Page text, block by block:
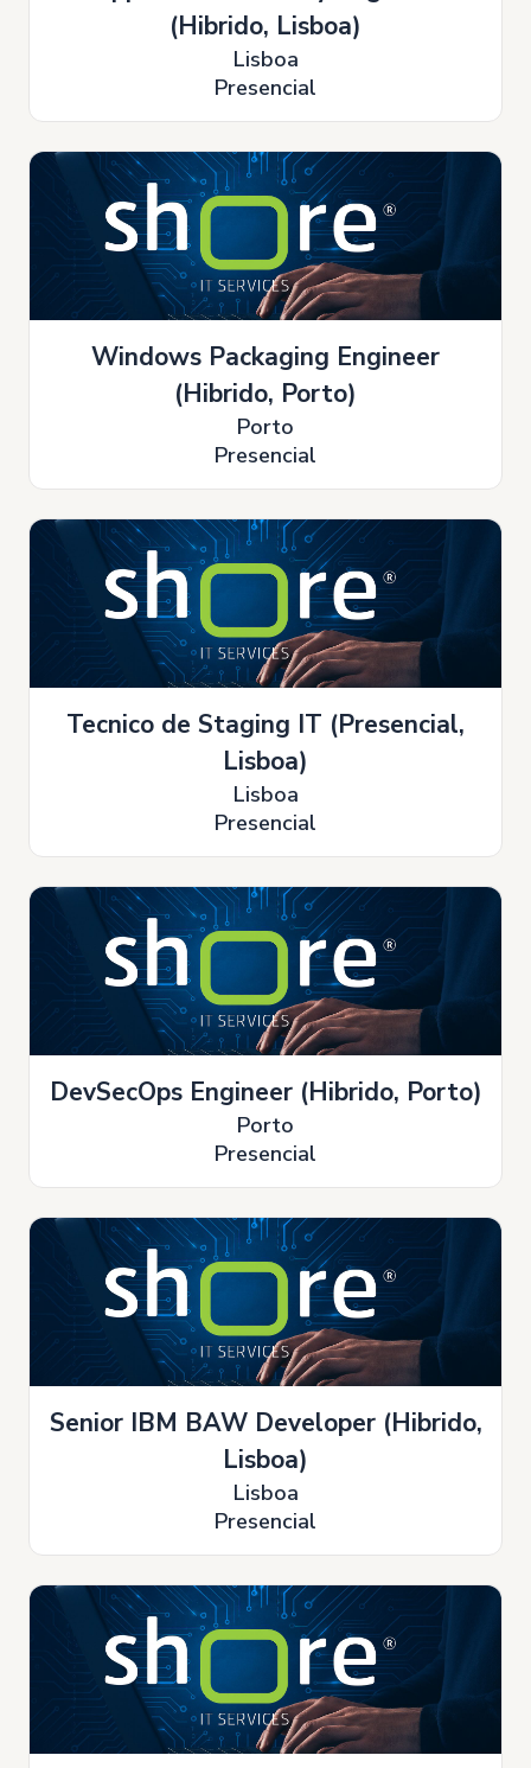
(Hibrido, Lisboa)
Lisboa
Presencial
Windows Packaging Engineer
(Hibrido, Porto)
Porto
Presencial
Tecnico de Staging IT (Presencial,
Lisboa)
Lisboa
Presencial
DevSecOps Engineer (Hibrido, Porto)
Porto
Presencial
Senior IBM BAW Developer (Hibrido,
Lisboa)
Lisboa
Presencial